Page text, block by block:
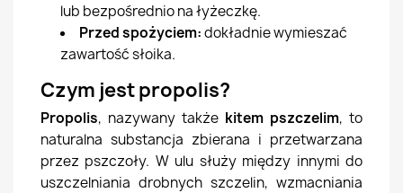
lub bezpośrednio na łyżeczkę.
Przed spożyciem:dokładnie wymieszać
zawartość słoika.
Czym jest propolis?
Propolis, nazywany także kitem pszczelim, to
naturalna substancja zbierana i przetwarzana
przez pszczoły. W ulu służy między innymi do
uszczelniania drobnych szczelin, wzmacniania